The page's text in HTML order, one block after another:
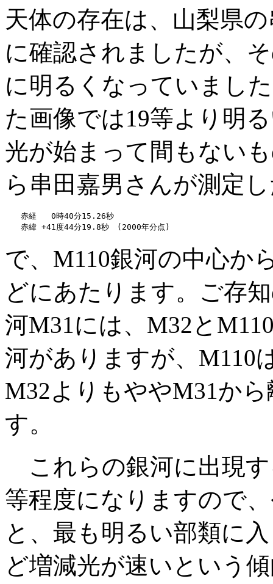
天体の存在は、山梨県
に確認されましたが、
に明るくなっていまし
た画像では19等より明
光が始まって間もない
ら串田嘉男さんが測定
赤経   0時40分15.26秒
で、M110銀河の中心か
どにあたります。ご存
河M31には、M32と
河がありますが、M110
M32よりもややM31か
す。
これらの銀河に出現す
等程度になりますので
と、最も明るい部類に
ど増減光が速いという